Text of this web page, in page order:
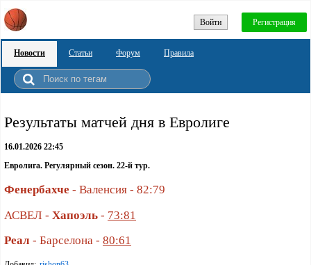
Войти Регистрация
Новости Статьи Форум Правила
Pезультаты матчей дня в Евролиге
16.01.2026 22:45
Евролига. Регулярный сезон. 22-й тур.
Фенербахче - Валенсия - 82:79
АСВЕЛ - Хапоэль - 73:81
Реал - Барселона - 80:61